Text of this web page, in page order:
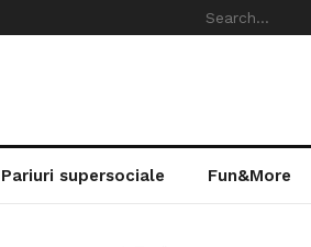
Pariuri supersociale Fun&More